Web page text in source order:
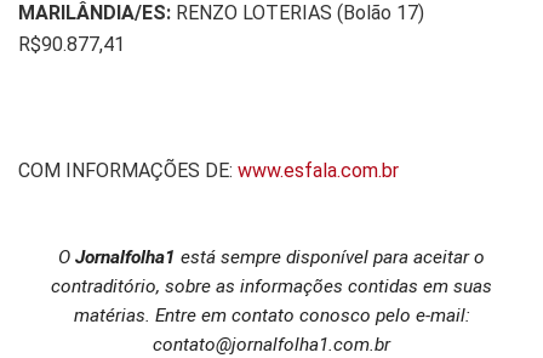
MARILÂNDIA/ES: RENZO LOTERIAS (Bolão 17)
R$90.877,41
COM INFORMAÇÕES DE: www.esfala.com.br
O Jornalfolha1 está sempre disponível para aceitar o
contraditório, sobre as informações contidas em suas
matérias. Entre em contato conosco pelo e-mail:
contato@jornalfolha1.com.br